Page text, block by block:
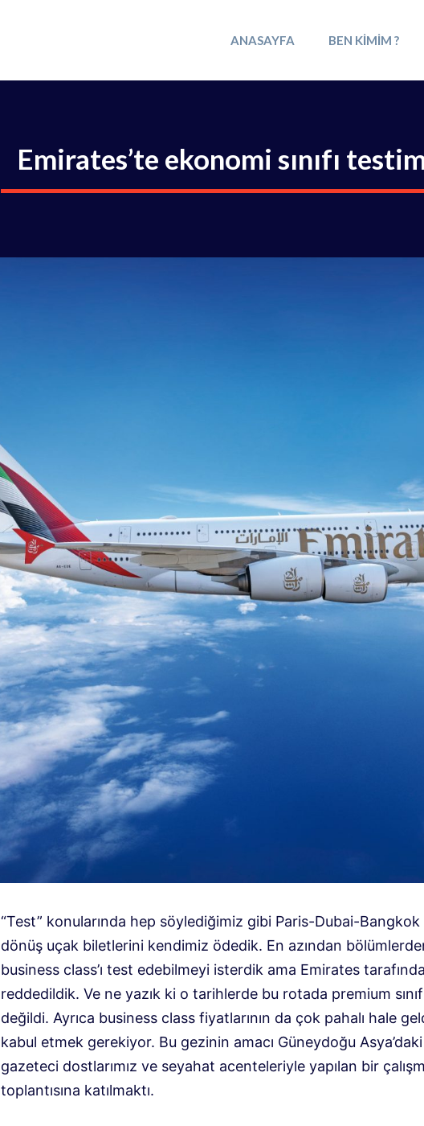
ANASAYFA BEN KIMIM ?
Emirates’te ekonomi sınıfı
“Test” konularında hep söylediğimiz gibi Paris-Dubai-Bangkok
dönüş uçak biletlerini kendimiz ödedik. En azından
business class’ı test edebilmeyi isterdik ama Emirates
reddedildik. Ve ne yazık ki o tarihlerde bu rotada premium
değildi. Ayrıca business class fiyatlarının da çok pahalı hale
kabul etmek gerekiyor. Bu gezinin amacı Güneydoğu Asya’daki
gazeteci dostlarımız ve seyahat acenteleriyle yapılan bir
toplantısına katılmaktı.